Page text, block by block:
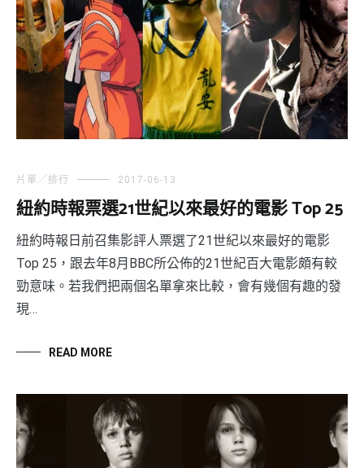
片單／排行 2017-06-13
紐約時報票選21世紀以來最好的電影 Top 25
紐約時報日前召集影評人票選了21世紀以來最好的電影
Top 25，跟去年8月BBC所公佈的21世紀百大電影頗有較
勁意味。若我們把兩個名單拿來比較，會有幾個有趣的發
現…
READ MORE